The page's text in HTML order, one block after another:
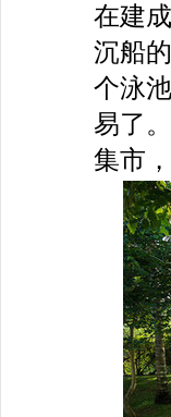
在建
沉船
个泳
易了
集市